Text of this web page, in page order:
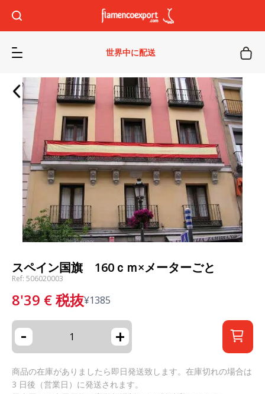
世界中に配送
スペイン国旗 160ｃｍ×メーターごと
Ref: 506020003
8'39 €税抜¥1385
- +
商品の在庫がありましたら即日発送致します。在庫切れの場合は
3 日後（営業日）に発送されます。